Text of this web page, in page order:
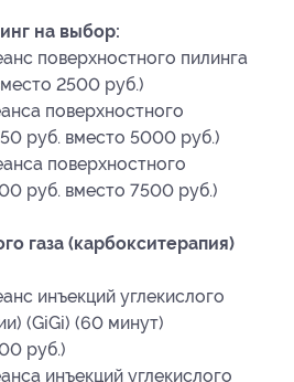
на выбор:
поверхностного пилинга
2500 руб.)
поверхностного
руб. вместо 5000 руб.)
поверхностного
руб. вместо 7500 руб.)
газа (карбокситерапия)
инъекций углекислого
(GiGi) (60 минут)
руб.)
инъекций углекислого